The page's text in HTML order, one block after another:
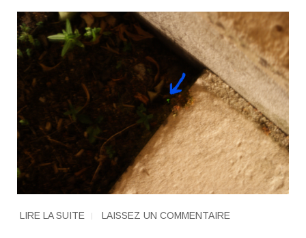
LIRE LA SUITE LAISSEZ UN COMMENTAIRE